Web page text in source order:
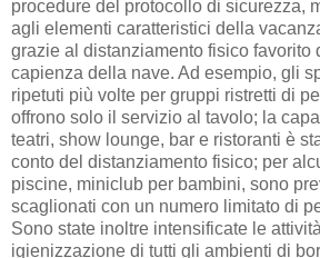
procedure del protocollo di sicurezza,
agli elementi caratteristici della
grazie al distanziamento fisico favorito
capienza della nave. Ad esempio, gli
ripetuti più volte per gruppi ristretti di
offrono solo il servizio al tavolo; la
teatri, show lounge, bar e ristoranti è
conto del distanziamento fisico; per
piscine, miniclub per bambini, sono
scaglionati con un numero limitato di
Sono state inoltre intensificate le
igienizzazione di tutti gli ambienti di